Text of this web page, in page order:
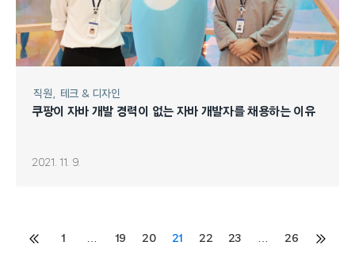
직원 테크 & 디자인
쿠팡이 자바 개발 경력이 없는 자바 개발자를 채용하는 이유
2021. 11. 9.
Posts
이전
1 19 20 21 22 23 26
다음